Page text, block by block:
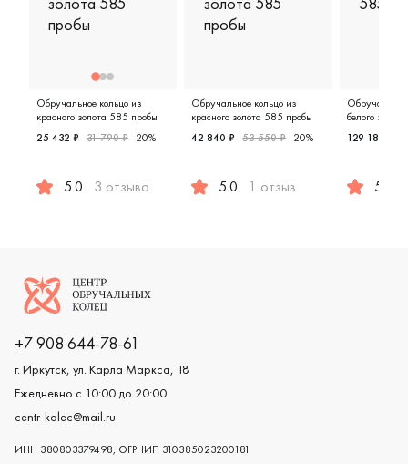
Обручальное кольцо из
красного золота 585 пробы
25 432 ₽ 31 790 ₽ 20%
5.0 3 отзыва
Обручальное кольцо из
красного золота 585 пробы
42 840 ₽ 53 550 ₽ 20%
5.0 1 отзыв
белого
129 188 ₽
5.0
Логотип компании
+7 908 644-78-61
г. Иркутск, ул. Карла Маркса, 18
Ежедневно с 10:00 до 20:00
centr-kolec@mail.ru
ИНН 380803379498, ОГРНИП 310385023200181